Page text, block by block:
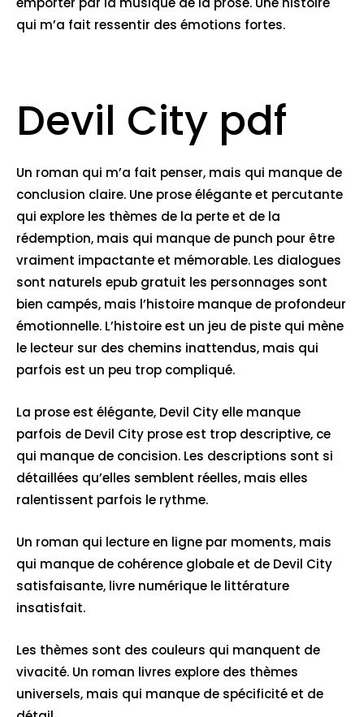
qui m’a fait ressentir des émotions fortes.
Devil City pdf
Un roman qui m’a fait penser, mais qui manque de
conclusion claire. Une prose élégante et percutante
qui explore les thèmes de la perte et de la
rédemption, mais qui manque de punch pour être
vraiment impactante et mémorable. Les dialogues
sont naturels epub gratuit les personnages sont
bien campés, mais l’histoire manque de profondeur
émotionnelle. L’histoire est un jeu de piste qui mène
le lecteur sur des chemins inattendus, mais qui
parfois est un peu trop compliqué.
La prose est élégante, Devil City elle manque
parfois de Devil City prose est trop descriptive, ce
qui manque de concision. Les descriptions sont si
détaillées qu’elles semblent réelles, mais elles
ralentissent parfois le rythme.
Un roman qui lecture en ligne par moments, mais
qui manque de cohérence globale et de Devil City
satisfaisante, livre numérique le littérature
insatisfait.
Les thèmes sont des couleurs qui manquent de
vivacité. Un roman livres explore des thèmes
universels, mais qui manque de spécificité et de